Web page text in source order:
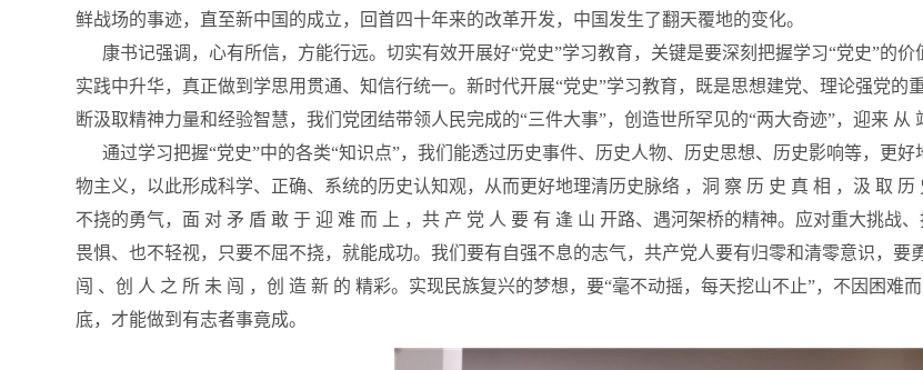
鲜战场的事迹，直至新中国的成立，回首四十年来的改革开发，中国发生了翻天覆地的变化。
康书记强调，心有所信，方能行远。切实有效开展好“党史”学习教育，关键是要深刻把握学习“党史”的
实践中升华，真正做到学思用贯通、知信行统一。新时代开展“党史”学习教育，既是思想建党、理论强党的
断汲取精神力量和经验智慧，我们党团结带领人民完成的“三件大事”，创造世所罕见的“两大奇迹”，迎来 从
通过学习把握“党史”中的各类“知识点”，我们能透过历史事件、历史人物、历史思想、历史影响等，更
物主义，以此形成科学、正确、系统的历史认知观，从而更好地理清历史脉络 ，洞 察 历 史 真 相 ，汲 取
不挠的勇气，面 对 矛 盾 敢 于 迎 难 而 上 ，共 产 党 人 要 有 逢 山 开路、遇河架桥的精神。应对重大挑战
畏惧、也不轻视，只要不屈不挠，就能成功。我们要有自强不息的志气，共产党人要有归零和清零意识，
闯 、创 人 之 所 未 闯 ，创 造 新 的 精彩。实现民族复兴的梦想，要“毫不动摇，每天挖山不止”，不因困难
底，才能做到有志者事竟成。